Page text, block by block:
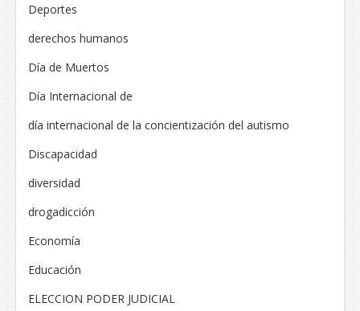
Deportes
derechos humanos
Día de Muertos
Día Internacional de
día internacional de la concientización del autismo
Discapacidad
diversidad
drogadicción
Economía
Educación
ELECCION PODER JUDICIAL